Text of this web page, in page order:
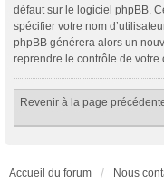
défaut sur le logiciel phpBB.
spécifier votre nom
phpBB générera alors un
reprendre le contrôle de votre
Revenir à la page
Accueil du forum Nous